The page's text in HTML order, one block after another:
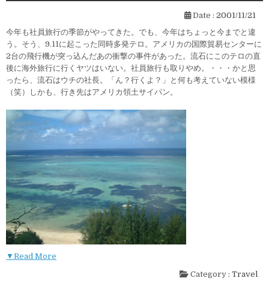
Date : 2001/11/21
今年も社員旅行の季節がやってきた。でも、今年はちょっと今までと違
う。そう、9.11に起こった同時多発テロ。アメリカの国際貿易センターに
2台の飛行機が突っ込んだあの衝撃の事件があった。流石にこのテロの直
後に海外旅行に行くヤツはいない。社員旅行も取りやめ。・・・かと思
ったら、流石はウチの社長。「ん？行くよ？」と何も考えていない模様
（笑）しかも、行き先はアメリカ領土サイパン。
▼Read More
Category : Travel